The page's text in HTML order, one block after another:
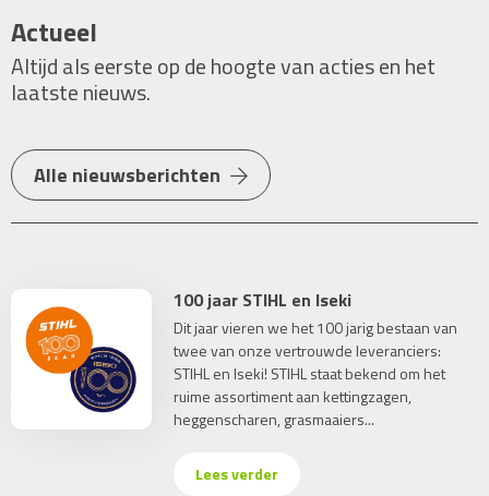
Actueel
Altijd als eerste op de hoogte van acties en het
laatste nieuws.
Alle nieuwsberichten
100 jaar STIHL en Iseki
Dit jaar vieren we het 100 jarig bestaan van
twee van onze vertrouwde leveranciers:
STIHL en Iseki! STIHL staat bekend om het
ruime assortiment aan kettingzagen,
heggenscharen, grasmaaiers...
Lees verder